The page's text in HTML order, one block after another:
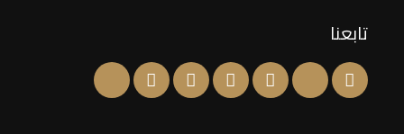
تابعنا